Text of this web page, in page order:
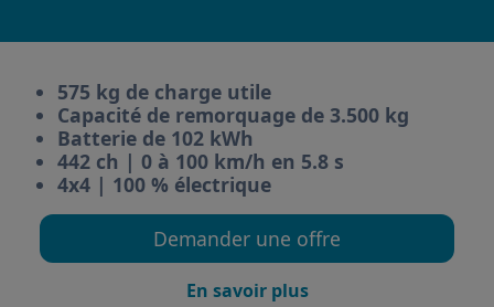
575 kg de charge utile
Capacité de remorquage de 3.500 kg
Batterie de 102 kWh
442 ch | 0 à 100 km/h en 5.8 s
4x4 | 100 % électrique
Demander une offre
En savoir plus